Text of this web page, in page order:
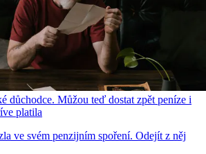
důchodce. Můžou teď dostat zpět peníze i
platila
ve svém penzijním spoření. Odejít z něj